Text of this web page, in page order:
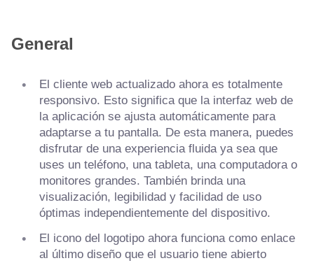
General
El cliente web actualizado ahora es totalmente
responsivo. Esto significa que la interfaz web de
la aplicación se ajusta automáticamente para
adaptarse a tu pantalla. De esta manera, puedes
disfrutar de una experiencia fluida ya sea que
uses un teléfono, una tableta, una computadora o
monitores grandes. También brinda una
visualización, legibilidad y facilidad de uso
óptimas independientemente del dispositivo.
El icono del logotipo ahora funciona como enlace
al último diseño que el usuario tiene abierto